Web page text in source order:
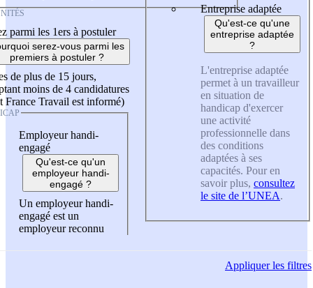
parmi les 1ers à postuler
serez-vous parmi les
premiers à postuler ?
de plus de 15 jours,
moins de 4 candidatures
France Travail est informé)
Employeur handi-
engagé
Qu'est-ce qu'un
employeur handi-
engagé ?
Un employeur handi-
engagé est un
employeur reconnu
Entreprise adaptée
Qu'est-ce qu'une
entreprise adaptée
?
L'entreprise adaptée
permet à un travailleur
en situation de
handicap d'exercer
une activité
professionnelle dans
des conditions
adaptées à ses
capacités. Pour en
savoir plus, consultez
le site de l’UNEA.
Appliquerles filtres